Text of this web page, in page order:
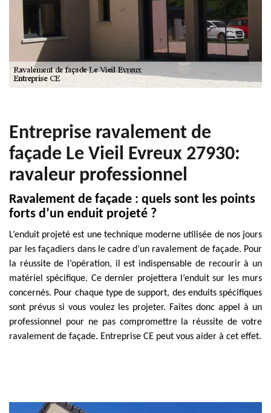
Entreprise ravalement de
façade Le Vieil Evreux 27930:
ravaleur professionnel
Ravalement de façade : quels sont les points
forts d’un enduit projeté ?
L’enduit projeté est une technique moderne utilisée de nos jours
par les façadiers dans le cadre d’un ravalement de façade. Pour
la réussite de l’opération, il est indispensable de recourir à un
matériel spécifique. Ce dernier projettera l’enduit sur les murs
concernés. Pour chaque type de support, des enduits spécifiques
sont prévus si vous voulez les projeter. Faites donc appel à un
professionnel pour ne pas compromettre la réussite de votre
ravalement de façade. Entreprise CE peut vous aider à cet effet.